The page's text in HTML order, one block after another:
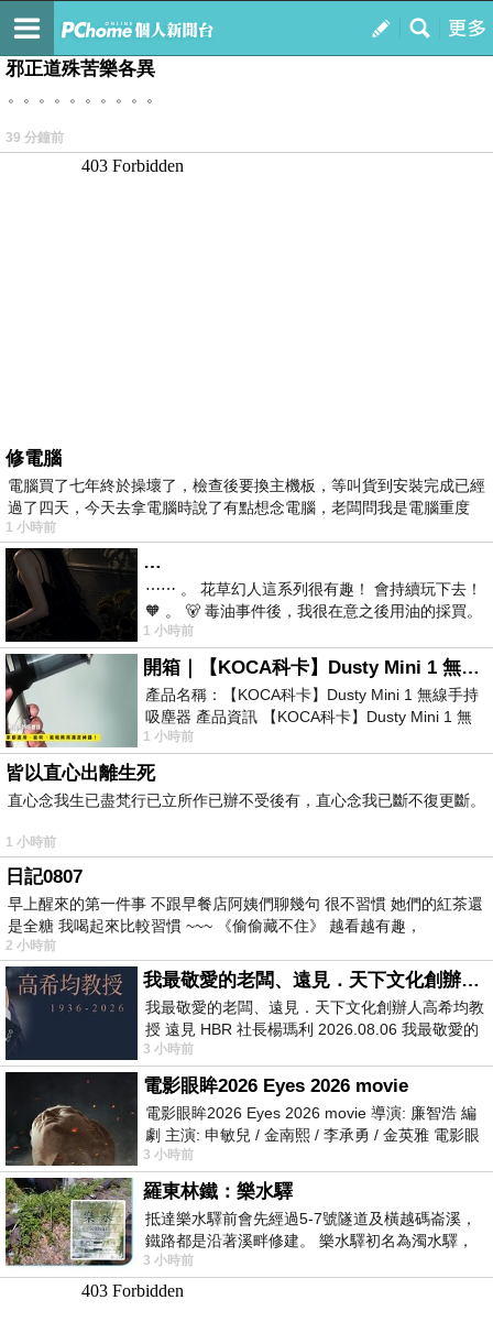
我的
最新文章
邪正道殊苦樂各異
。。。。。。。。。。
39 分鐘前
修電腦
電腦買了七年終於操壞了，檢查後要換主機板，等叫貨到安裝完成已經
過了四天，今天去拿電腦時說了有點想念電腦，老闆問我是電腦重度
1 小時前
…
⋯⋯ 。 花草幻人這系列很有趣！ 會持續玩下去！
🧡 。 🐻 毒油事件後，我很在意之後用油的採買。
前天購買了我之前就很愛
1 小時前
開箱｜【KOCA科卡】Dusty Mini 1 無線手持吸塵器
產品名稱：【KOCA科卡】Dusty Mini 1 無線手持
吸塵器 產品資訊 【KOCA科卡】Dusty Mini 1 無
線手持吸塵器評語： 能吸、能吹兼具兩
1 小時前
皆以直心出離生死
直心念我生已盡梵行已立所作已辦不受後有，直心念我已斷不復更斷。
1 小時前
日記0807
早上醒來的第一件事 不跟早餐店阿姨們聊幾句 很不習慣 她們的紅茶還
是全糖 我喝起來比較習慣 ~~~ 《偷偷藏不住》 越看越有趣，
2 小時前
我最敬愛的老闆、遠見．天下文化創辦人高希均教授
我最敬愛的老闆、遠見．天下文化創辦人高希均教
授 遠見 HBR 社長楊瑪利 2026.08.06 我最敬愛的
老闆、遠見．天下文化創辦人高希均教
3 小時前
電影眼眸2026 Eyes 2026 movie
電影眼眸2026 Eyes 2026 movie 導演: 廉智浩 編
劇 主演: 申敏兒 / 金南熙 / 李承勇 / 金英雅 電影眼
眸2026描述攝影師徐珍因遺
3 小時前
羅東林鐵：樂水驛
抵達樂水驛前會先經過5-7號隧道及橫越碼崙溪，
鐵路都是沿著溪畔修建。 樂水驛初名為濁水驛，
但因與臺鐵集集線車站同名，於1953
3 小時前